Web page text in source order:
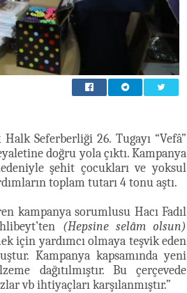
Seferberliği 26. Tugayı “Vefâ”
doğru yola çıktı. Kampanya
şehit çocukları ve yoksul
toplam tutarı 4 tonu aştı.
kampanya sorumlusu Hacı Fadıl
(Hepsine selâm olsun)
için yardımcı olmaya teşvik eden
Kampanya kapsamında yeni
dağıtılmıştır. Bu çerçevede
vb ihtiyaçları karşılanmıştır.”